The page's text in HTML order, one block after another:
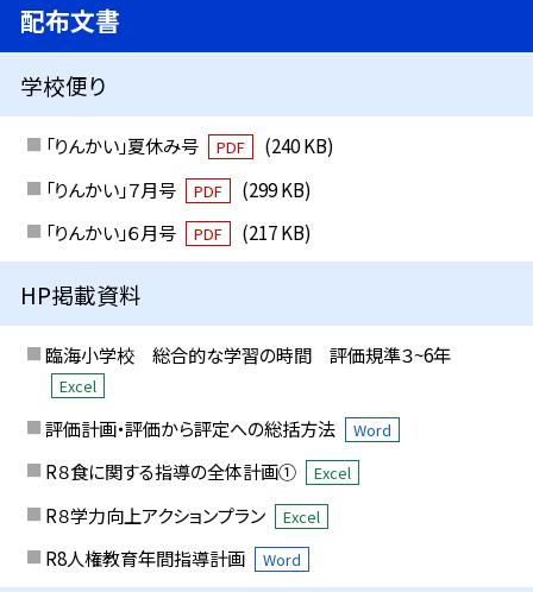
配布文書
学校便り
「りんかい」夏休み号 PDF
(240 KB)
「りんかい」７月号
PDF
(299 KB)
「りんかい」６月号
PDF (217 KB)
HP掲載資料
臨海小学校 総合的な学習の時間 評価規準３~6年
Excel
評価計画・評価から評定への総括方法 Word
R８食に関する指導の全体計画① Excel
R８学力向上アクションプラン Excel
R8人権教育年間指導計画 Word